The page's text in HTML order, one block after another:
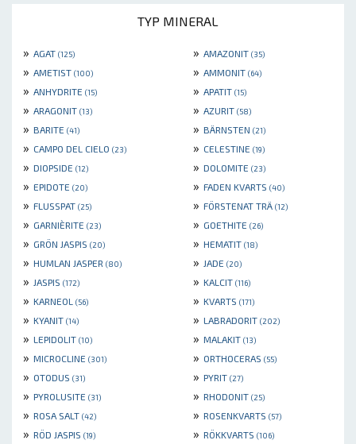
TYP MINERAL
» AGAT (125) » AMAZONIT (35)
» AMETIST (100) » AMMONIT (64)
» ANHYDRITE (15) » APATIT (15)
» ARAGONIT (13) » AZURIT (58)
» BARITE (41) » BÄRNSTEN (21)
» CAMPO DEL CIELO (23) » CELESTINE (19)
» DIOPSIDE (12) » DOLOMITE (23)
» EPIDOTE (20) » FADEN KVARTS (40)
» FLUSSPAT (25) » FÖRSTENAT TRÄ (12)
» GARNIÈRITE (23) » GOETHITE (26)
» GRÖN JASPIS (20) » HEMATIT (18)
» HUMLAN JASPER (80) » JADE (20)
» JASPIS (172) » KALCIT (116)
» KARNEOL (56) » KVARTS (171)
» KYANIT (14) » LABRADORIT (202)
» LEPIDOLIT (10) » MALAKIT (13)
» MICROCLINE (301) » ORTHOCERAS (55)
» OTODUS (31) » PYRIT (27)
» PYROLUSITE (31) » RHODONIT (25)
» ROSA SALT (42) » ROSENKVARTS (57)
» RÖD JASPIS (19) » RÖKKVARTS (106)